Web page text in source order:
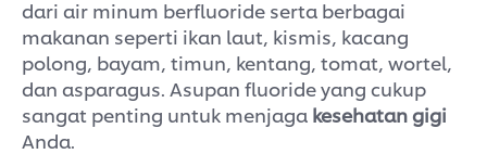
dari air minum berfluoride serta berbagai
makanan seperti ikan laut, kismis, kacang
polong, bayam, timun, kentang, tomat, wortel,
dan asparagus. Asupan fluoride yang cukup
sangat penting untuk menjaga kesehatan gigi
Anda.